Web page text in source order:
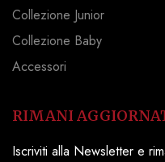
Collezione Junior
Collezione Baby
Accessori
RIMANI
Iscriviti alla Newsletter e